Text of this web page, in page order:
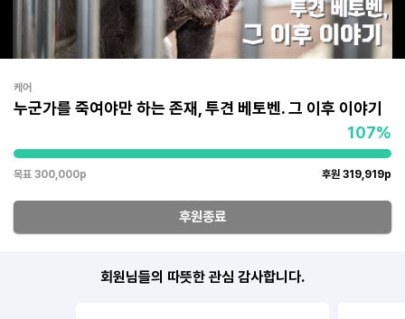
케어
누군가를 죽여야만 하는 존재, 투견 베토벤. 그 이후 이야기
107%
목표 300,000p 후원 319,919p
후원종료
회원님들의 따뜻한 관심 감사합니다.